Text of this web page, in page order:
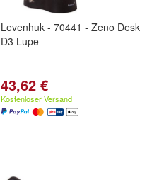
Levenhuk - 70441 - Zeno Desk
D3 Lupe
43,62 €
Kostenloser Versand